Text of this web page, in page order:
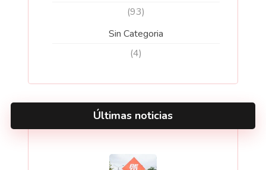
(93)
Sin Categoria
(4)
Últimas noticias